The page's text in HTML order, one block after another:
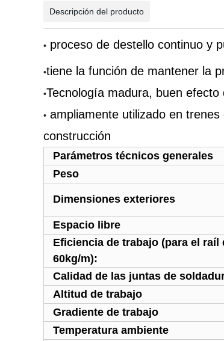
Descripción del producto
• proceso de destello continuo y
•tiene la función de mantener la
•Tecnología madura, buen
• ampliamente utilizado en
construcción
Parámetros técnicos generales
Peso
Dimensiones exteriores
Espacio libre
Eficiencia de trabajo (para el raíl
60kg/m):
Calidad de las juntas de
Altitud de trabajo
Gradiente de trabajo
Temperatura ambiente